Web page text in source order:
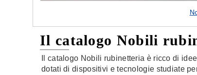
Il catalogo Nobili
Il catalogo Nobili rubinetteria è ricco di
dotati di dispositivi e tecnologie studiate